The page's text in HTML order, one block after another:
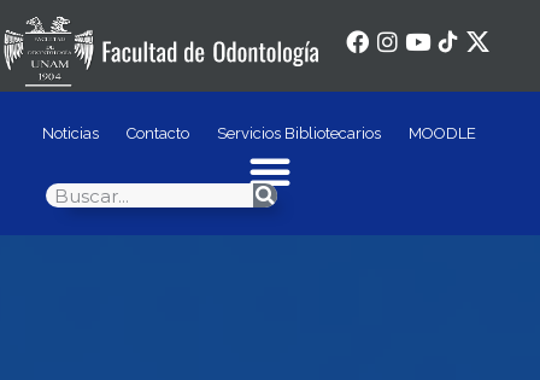
Noticias Contacto Servicios Bibliotecarios MOODLE